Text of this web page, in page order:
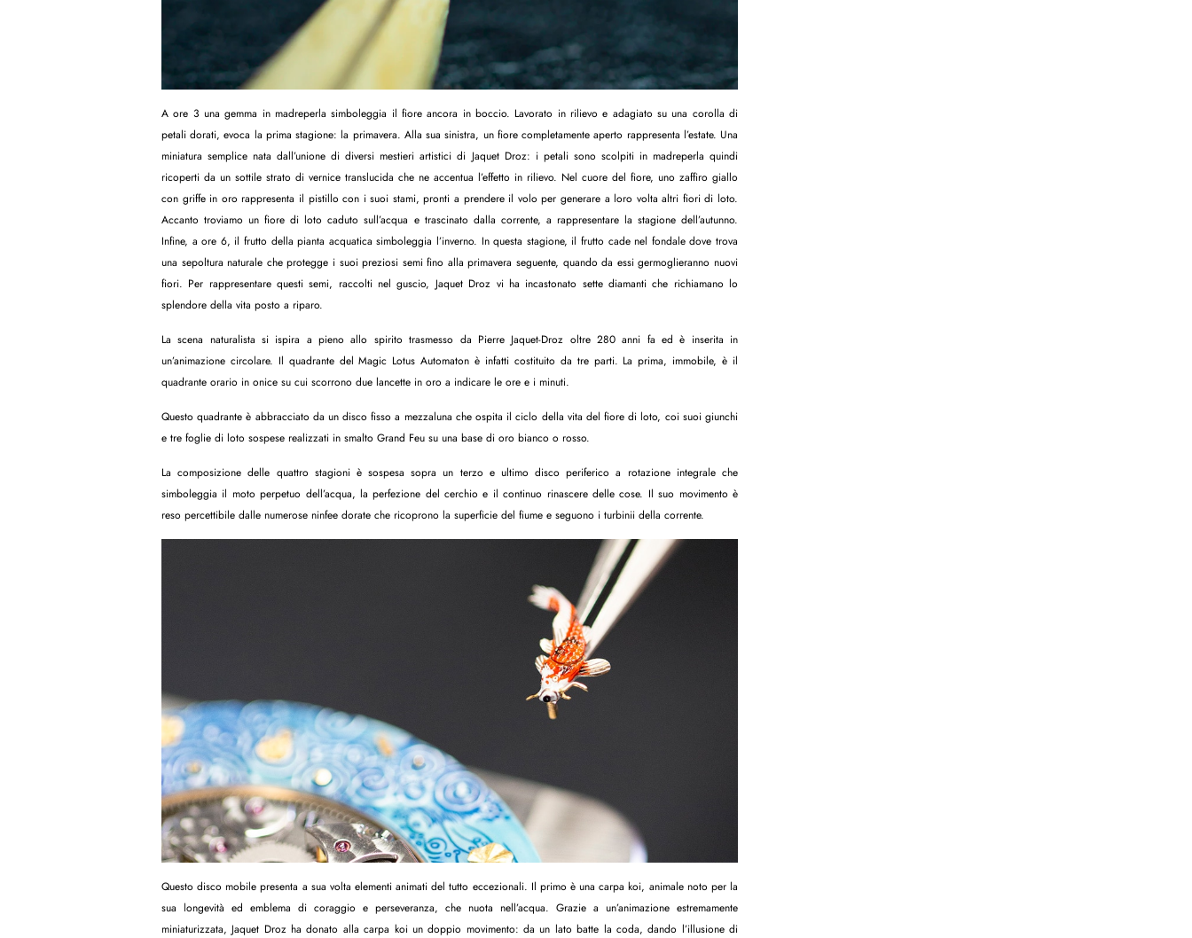
A ore 3 una gemma in madreperla simboleggia il fiore ancora in boccio. Lavorato in rilievo e adagiato su una corolla di
petali dorati, evoca la prima stagione: la primavera. Alla sua sinistra, un fiore completamente aperto rappresenta l’estate. Una
miniatura semplice nata dall’unione di diversi mestieri artistici di Jaquet Droz: i petali sono scolpiti in madreperla quindi
ricoperti da un sottile strato di vernice translucida che ne accentua l’effetto in rilievo. Nel cuore del fiore, uno zaffiro giallo
con griffe in oro rappresenta il pistillo con i suoi stami, pronti a prendere il volo per generare a loro volta altri fiori di loto.
Accanto troviamo un fiore di loto caduto sull’acqua e trascinato dalla corrente, a rappresentare la stagione dell’autunno.
Infine, a ore 6, il frutto della pianta acquatica simboleggia l’inverno. In questa stagione, il frutto cade nel fondale dove trova
una sepoltura naturale che protegge i suoi preziosi semi fino alla primavera seguente, quando da essi germoglieranno nuovi
fiori. Per rappresentare questi semi, raccolti nel guscio, Jaquet Droz vi ha incastonato sette diamanti che richiamano lo
splendore della vita posto a riparo.
La scena naturalista si ispira a pieno allo spirito trasmesso da Pierre Jaquet-Droz oltre 280 anni fa ed è inserita in
un’animazione circolare. Il quadrante del Magic Lotus Automaton è infatti costituito da tre parti. La prima, immobile, è il
quadrante orario in onice su cui scorrono due lancette in oro a indicare le ore e i minuti.
Questo quadrante è abbracciato da un disco fisso a mezzaluna che ospita il ciclo della vita del fiore di loto, coi suoi giunchi
e tre foglie di loto sospese realizzati in smalto Grand Feu su una base di oro bianco o rosso.
La composizione delle quattro stagioni è sospesa sopra un terzo e ultimo disco periferico a rotazione integrale che
simboleggia il moto perpetuo dell’acqua, la perfezione del cerchio e il continuo rinascere delle cose. Il suo movimento è
reso percettibile dalle numerose ninfee dorate che ricoprono la superficie del fiume e seguono i turbinii della corrente.
Questo disco mobile presenta a sua volta elementi animati del tutto eccezionali. Il primo è una carpa koi, animale noto per la
sua longevità ed emblema di coraggio e perseveranza, che nuota nell’acqua. Grazie a un’animazione estremamente
miniaturizzata, Jaquet Droz ha donato alla carpa koi un doppio movimento: da un lato batte la coda, dando l’illusione di